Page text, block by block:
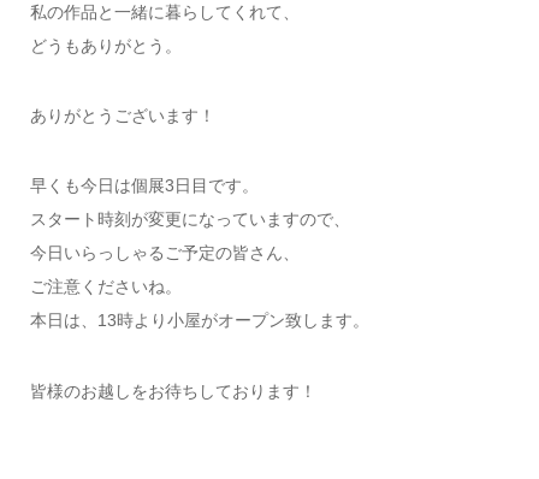
私の作品と一緒に暮らしてくれて、
どうもありがとう。
ありがとうございます！
早くも今日は個展3日目です。
スタート時刻が変更になっていますので、
今日いらっしゃるご予定の皆さん、
ご注意くださいね。
本日は、13時より小屋がオープン致します。
皆様のお越しをお待ちしております！